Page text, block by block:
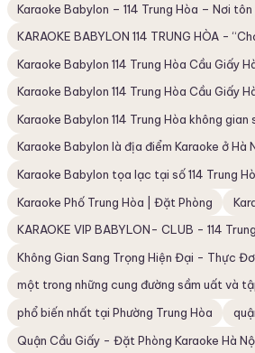
Karaoke Babylon – 114 Trung Hòa – Nơi
KARAOKE BABYLON 114 TRUNG HÒA -
Karaoke Babylon 114 Trung Hòa Cầu Giấy
Karaoke Babylon 114 Trung Hòa Cầu Giấy
Karaoke Babylon 114 Trung Hòa không gian
Karaoke Babylon là địa điểm Karaoke ở Hà
Karaoke Babylon tọa lạc tại số 114 Trung
Karaoke Phố Trung Hòa | Đặt Phòng
KARAOKE VIP BABYLON- CLUB - 114
Không Gian Sang Trọng Hiện Đại - Thực
một trong những cung đường sầm uất và
phổ biến nhất tại Phường Trung Hòa
Quận Cầu Giấy - Đặt Phòng Karaoke Hà